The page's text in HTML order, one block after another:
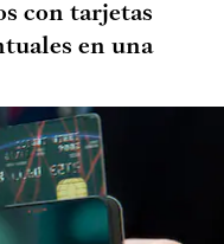
con tarjetas
en una